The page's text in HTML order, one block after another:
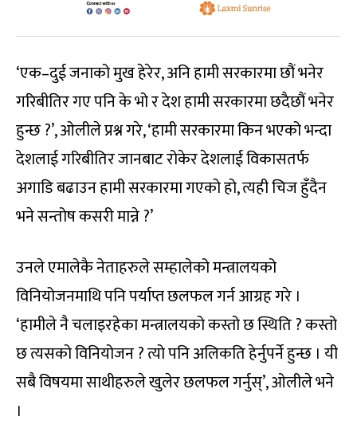
‘एक–दुई जनाको मुख हेरेर, अनि हामी सरकारमा छौं भनेर
गरिबीतिर गए पनि के भो र देश हामी सरकारमा छदैछौं भनेर
हुन्छ ?’, ओलीले प्रश्न गरे, ‘हामी सरकारमा किन भएको भन्दा
देशलाई गरिबीतिर जानबाट रोकेर देशलाई विकासतर्फ
अगाडि बढाउन हामी सरकारमा गएको हो, त्यही चिज हुँदैन
भने सन्तोष कसरी मान्ने ?’
उनले एमालेकै नेताहरुले सम्हालेको मन्त्रालयको
विनियोजनमाथि पनि पर्याप्त छलफल गर्न आग्रह गरे ।
‘हामीले नै चलाइरहेका मन्त्रालयको कस्तो छ स्थिति ? कस्तो
छ त्यसको विनियोजन ? त्यो पनि अलिकति हेर्नुपर्ने हुन्छ । यी
सबै विषयमा साथीहरुले खुलेर छलफल गर्नुस्’, ओलीले भने
।